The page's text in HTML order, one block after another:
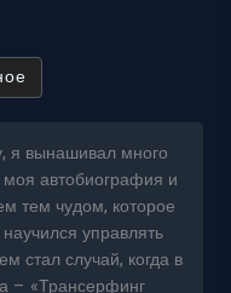
я вынашивал много
автобиография и
тем чудом, которое
управлять
стал случай, когда в
– «Трансерфинг